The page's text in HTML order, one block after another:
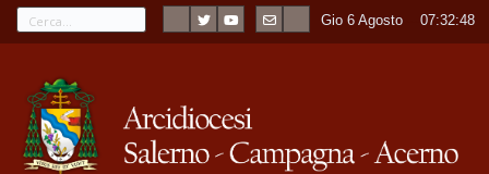
Gio 6 Agosto ----07:32:48